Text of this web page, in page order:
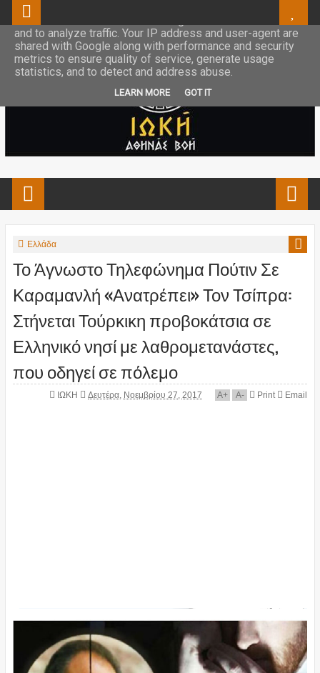
Ελλάδα
Το Άγνωστο Τηλεφώνημα Πούτιν Σε
Καραμανλή «Ανατρέπει» Τον Τσίπρα:
Στήνεται Τούρκικη προβοκάτσια σε
Ελληνικό νησί με λαθρομετανάστες,
που οδηγεί σε πόλεμο
ΙΩΚΗ Δευτέρα, Νοεμβρίου 27, 2017 A+ A- Print Email
This site uses cookies from Google to deliver its services
and to analyze traffic. Your IP address and user-agent are
shared with Google along with performance and security
metrics to ensure quality of service, generate usage
statistics, and to detect and address abuse.
LEARN MORE GOT IT